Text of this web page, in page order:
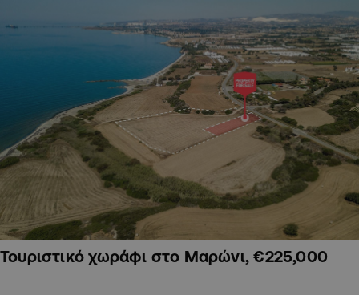
Τουριστικό χωράφι στο Μαρώνι, €225,000